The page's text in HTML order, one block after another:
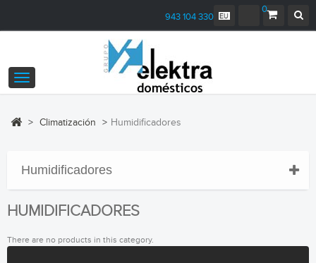
0
943 104 330
Toggle
navigation
> Climatización > Humidificadores
Humidificadores
HUMIDIFICADORES
There are no products in this category.